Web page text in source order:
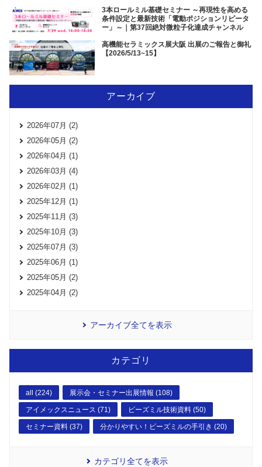
3本ロールミル基礎セミナー ～再現性を高める
条件設定と最新技術「電動ポジションリピータ
ー」～｜第37回絶対微粒子化達成チャンネル
高機能セラミックス展大阪 出展のご報告と御礼
【2026/5/13~15】
アーカイブ
2026年07月 (2)
2026年05月 (2)
2026年04月 (1)
2026年03月 (4)
2026年02月 (1)
2025年12月 (1)
2025年11月 (3)
2025年10月 (3)
2025年07月 (3)
2025年06月 (1)
2025年05月 (2)
2025年04月 (2)
アーカイブ全てを表示
カテゴリ
all (224) 展示会・セミナー出展情報 (108)
アイメックスニュース (71) ビーズミル技術資料 (50)
セミナー資料 (37) 分かりやすい！ビーズミルの手引き (20)
カテゴリ全てを表示